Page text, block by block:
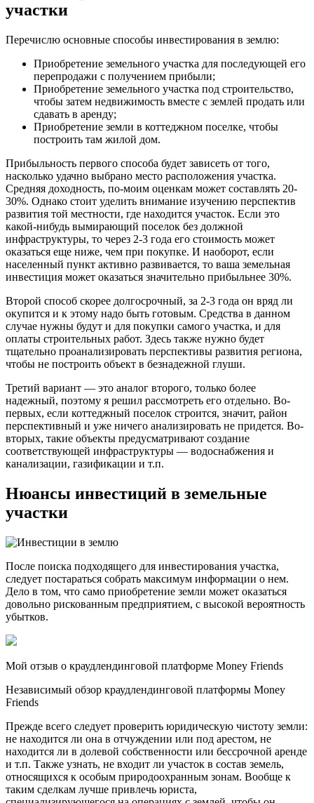
Перечислю основные способы инвестирования в землю:
Приобретение земельного участка для последующей его
перепродажи с получением прибыли;
Приобретение земельного участка под строительство,
чтобы затем недвижимость вместе с землей продать или
сдавать в аренду;
Приобретение земли в коттеджном поселке, чтобы
построить там жилой дом.
Прибыльность первого способа будет зависеть от того,
насколько удачно выбрано место расположения участка.
Средняя доходность, по-моим оценкам может составлять 20-
30%. Однако стоит уделить внимание изучению перспектив
развития той местности, где находится участок. Если это
какой-нибудь вымирающий поселок без должной
инфраструктуры, то через 2-3 года его стоимость может
оказаться еще ниже, чем при покупке. И наоборот, если
населенный пункт активно развивается, то ваша земельная
инвестиция может оказаться значительно прибыльнее 30%.
Второй способ скорее долгосрочный, за 2-3 года он вряд ли
окупится и к этому надо быть готовым. Средства в данном
случае нужны будут и для покупки самого участка, и для
оплаты строительных работ. Здесь также нужно будет
тщательно проанализировать перспективы развития региона,
чтобы не построить объект в безнадежной глуши.
Третий вариант — это аналог второго, только более
надежный, поэтому я решил рассмотреть его отдельно. Во-
первых, если коттеджный поселок строится, значит, район
перспективный и уже ничего анализировать не придется. Во-
вторых, такие объекты предусматривают создание
соответствующей инфраструктуры — водоснабжения и
канализации, газификации и т.п.
Нюансы инвестиций в земельные
участки
После поиска подходящего для инвестирования участка,
следует постараться собрать максимум информации о нем.
Дело в том, что само приобретение земли может оказаться
довольно рискованным предприятием, с высокой вероятность
убытков.
Мой отзыв о краудлендинговой платформе Money Friends
Независимый обзор краудлендинговой платформы Money
Friends
Прежде всего следует проверить юридическую чистоту земли:
не находится ли она в отчуждении или под арестом, не
находится ли в долевой собственности или бессрочной аренде
и т.п. Также узнать, не входит ли участок в состав земель,
относящихся к особым природоохранным зонам. Вообще к
таким сделкам лучше привлечь юриста,